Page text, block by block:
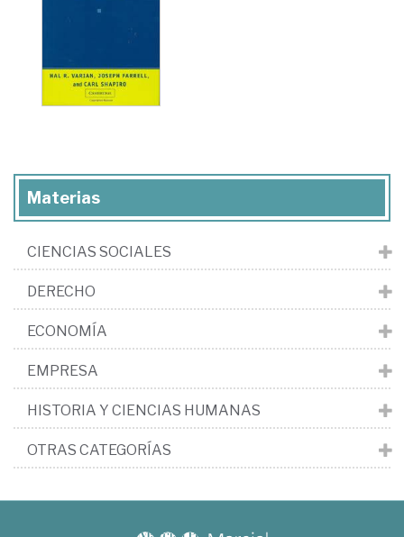
Materias
CIENCIAS SOCIALES
DERECHO
ECONOMÍA
EMPRESA
HISTORIA Y CIENCIAS HUMANAS
OTRAS CATEGORÍAS